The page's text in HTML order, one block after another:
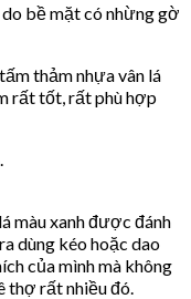
bề mặt có nhừng gờ
thảm nhựa vân lá
rất tốt, rất phù hợp
màu xanh được đánh
dùng kéo hoặc dao
của mình mà không
thợ rất nhiều đó.